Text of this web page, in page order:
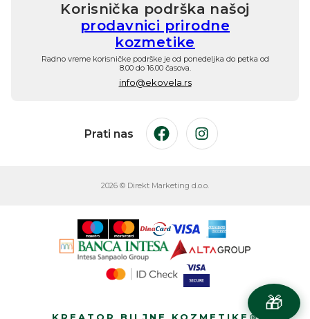
Korisnička podrška našoj
prodavnici prirodne
kozmetike
Radno vreme korisničke podrške je od ponedeljka do petka od
8.00 do 16.00 časova.
info@ekovela.rs
Prati nas FacebookInstagram
2026 © Direkt Marketing d.o.o.
🎁